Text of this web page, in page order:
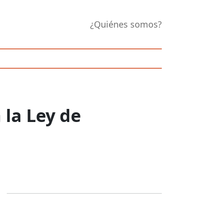
¿Quiénes somos?
Ley de